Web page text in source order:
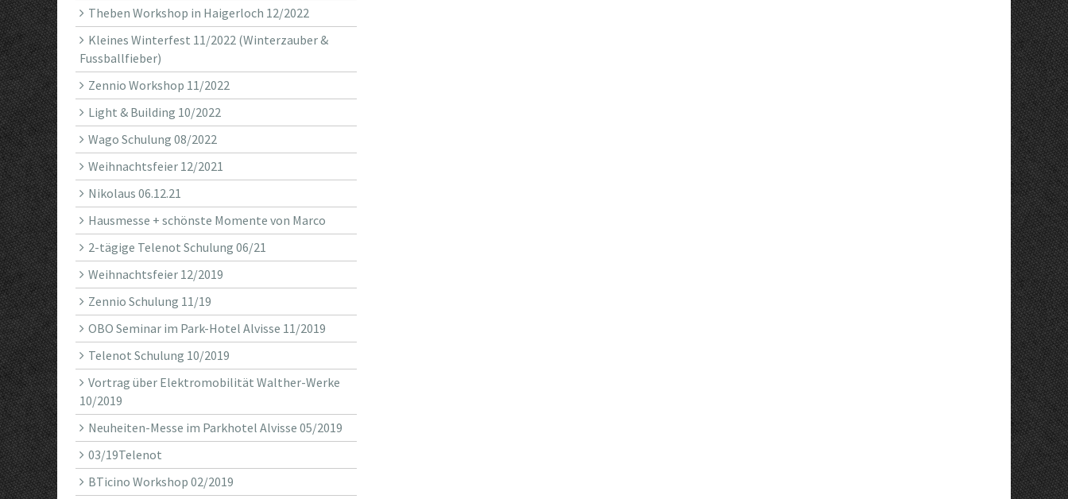
Theben Workshop in Haigerloch 12/2022
Kleines Winterfest 11/2022 (Winterzauber &
Fussballfieber)
Zennio Workshop 11/2022
Light & Building 10/2022
Wago Schulung 08/2022
Weihnachtsfeier 12/2021
Nikolaus 06.12.21
Hausmesse + schönste Momente von Marco
2-tägige Telenot Schulung 06/21
Weihnachtsfeier 12/2019
Zennio Schulung 11/19
OBO Seminar im Park-Hotel Alvisse 11/2019
Telenot Schulung 10/2019
Vortrag über Elektromobilität Walther-Werke
10/2019
Neuheiten-Messe im Parkhotel Alvisse 05/2019
03/19Telenot
BTicino Workshop 02/2019